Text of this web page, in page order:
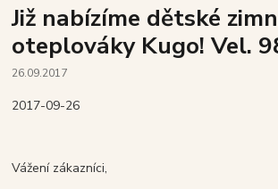
Již nabízíme dětské
oteplováky Kugo! Vel.
26.09.2017
2017-09-26
Vážení zákazníci,